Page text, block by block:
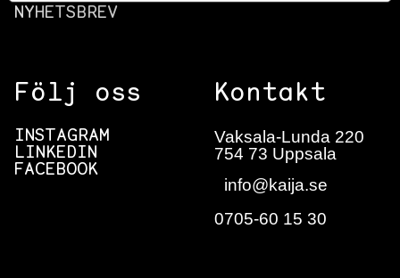
NYHETSBREV
Följ oss
INSTAGRAM
LINKEDIN
FACEBOOK
Kontakt
Vaksala-Lunda 220
754 73 Uppsala
info@kaija.se
0705-60 15 30